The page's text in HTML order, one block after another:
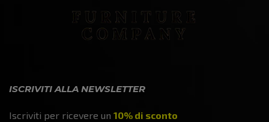
ISCRIVITI ALLA NEWSLETTER
Iscriviti per ricevere un 10% di sconto